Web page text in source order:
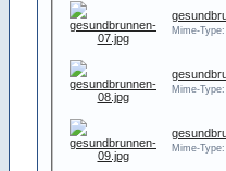
Mime-
Mime-
Mime-